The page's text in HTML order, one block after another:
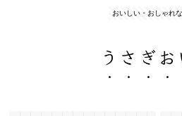
おいしい・おしゃれ
うさぎお